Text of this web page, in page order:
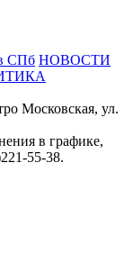
СПб НОВОСТИ
Московская, ул.
в графике,
55-38.